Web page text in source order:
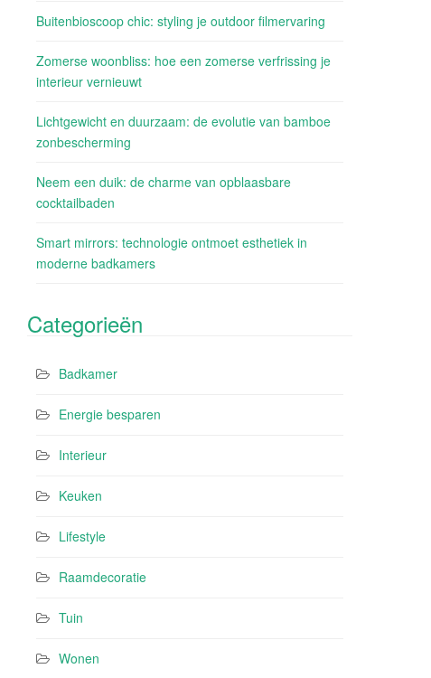
Buitenbioscoop chic: styling je outdoor filmervaring
Zomerse woonbliss: hoe een zomerse verfrissing je
interieur vernieuwt
Lichtgewicht en duurzaam: de evolutie van bamboe
zonbescherming
Neem een duik: de charme van opblaasbare
cocktailbaden
Smart mirrors: technologie ontmoet esthetiek in
moderne badkamers
Categorieën
Badkamer
Energie besparen
Interieur
Keuken
Lifestyle
Raamdecoratie
Tuin
Wonen